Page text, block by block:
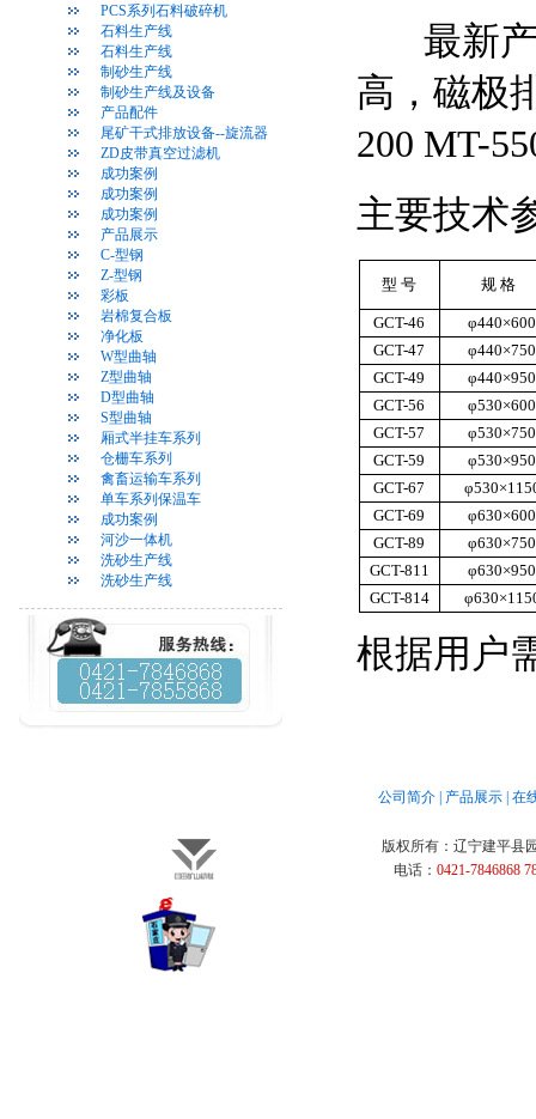
PCS系列石料破碎机
石料生产线
石料生产线
制砂生产线
制砂生产线及设备
产品配件
尾矿干式排放设备--旋流器
ZD皮带真空过滤机
成功案例
成功案例
成功案例
产品展示
C-型钢
Z-型钢
彩板
岩棉复合板
净化板
W型曲轴
Z型曲轴
D型曲轴
S型曲轴
厢式半挂车系列
仓栅车系列
禽畜运输车系列
单车系列保温车
成功案例
河沙一体机
洗砂生产线
洗砂生产线
最新产
高，磁极
200 MT-
主要技术
型 号 规 格
GCT-46
φ440×600
GCT-47
φ440×750
GCT-49
φ440×950
GCT-56
φ530×600
GCT-57
φ530×750
GCT-59
φ530×950
GCT-67
GCT-69
φ630×600
GCT-89
φ630×750
GCT-811
φ630×950
GCT-814
根据用户
公司简介| 产品展示| 在
版权所有： 辽宁建平县
电话： 0421-7846868